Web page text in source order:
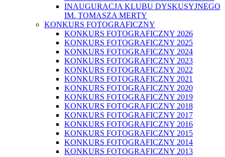
INAUGURACJA KLUBU DYSKUSYJNEGO
IM. TOMASZA MERTY
KONKURS FOTOGRAFICZNY
KONKURS FOTOGRAFICZNY 2026
KONKURS FOTOGRAFICZNY 2025
KONKURS FOTOGRAFICZNY 2024
KONKURS FOTOGRAFICZNY 2023
KONKURS FOTOGRAFICZNY 2022
KONKURS FOTOGRAFICZNY 2021
KONKURS FOTOGRAFICZNY 2020
KONKURS FOTOGRAFICZNY 2019
KONKURS FOTOGRAFICZNY 2018
KONKURS FOTOGRAFICZNY 2017
KONKURS FOTOGRAFICZNY 2016
KONKURS FOTOGRAFICZNY 2015
KONKURS FOTOGRAFICZNY 2014
KONKURS FOTOGRAFICZNY 2013